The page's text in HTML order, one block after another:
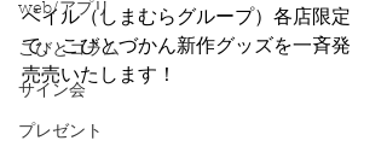
web/アプリ
こびとコラム
サイン会
プレゼント
ベイル（しまむらグループ）各店限定
で、こびとづかん新作グッズを一斉発
売売いたします！